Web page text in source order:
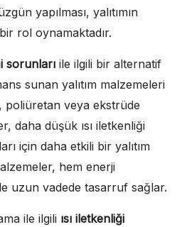
yapılması, yalıtımın
rol oynamaktadır.
sorunları ile ilgili bir alternatif
sunan yalıtım malzemeleri
poliüretan veya ekstrüde
daha düşük ısı iletkenliği
için daha etkili bir yalıtım
hem enerji
uzun vadede tasarruf sağlar.
ile ilgili ısı iletkenliği